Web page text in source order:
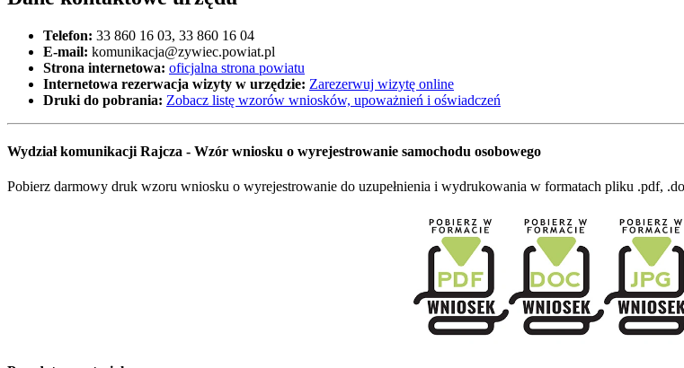
Telefon: 33 860 16 03, 33 860 16 04
E-mail: komunikacja@zywiec.powiat.pl
Strona internetowa: oficjalna strona powiatu
Internetowa rezerwacja wizyty w urzędzie: Zarezerwuj wizytę online
Druki do pobrania: Zobacz listę wzorów wniosków, upoważnień i oświadczeń
Wydział komunikacji Rajcza - Wzór wniosku o wyrejestrowanie samochodu osobowego
Pobierz darmowy druk wzoru wniosku o wyrejestrowanie do uzupełnienia i wydrukowania w formatach pliku .pdf,